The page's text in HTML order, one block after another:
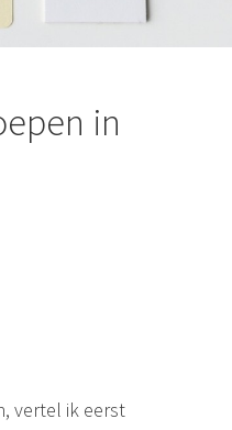
in
vertel ik eerst